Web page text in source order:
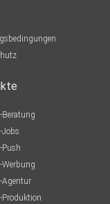
A104200
im
Beratung
Jobs
Push
Werbung
Agentur
Produktion